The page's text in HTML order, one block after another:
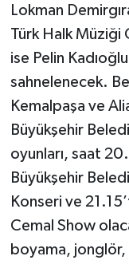
Lokman
Türk Halk Müziği
ise Pelin
sahnelenecek.
Kemalpaşa ve
Büyükşehir
oyunları, saat
Büyükşehir
Konseri ve
Cemal Show
boyama,